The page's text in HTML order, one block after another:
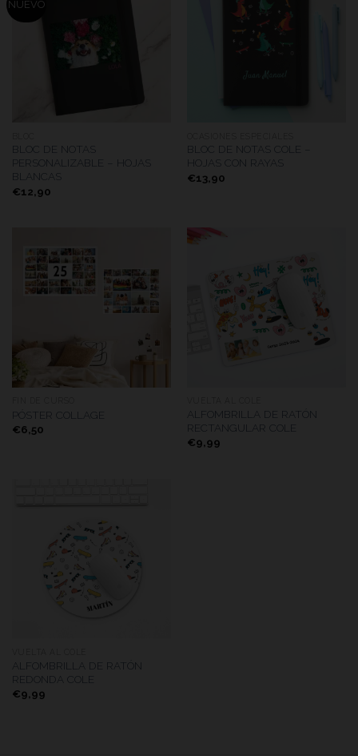
NUEVO
BLOC DE NOTAS
PERSONALIZABLE – HOJAS
BLANCAS
€12,90
BLOC DE NOTAS COLE –
HOJAS CON RAYAS
€13,90
PÓSTER COLLAGE
€6,50
ALFOMBRILLA DE RATÓN
RECTANGULAR COLE
€9,99
ALFOMBRILLA DE RATÓN
REDONDA COLE
€9,99